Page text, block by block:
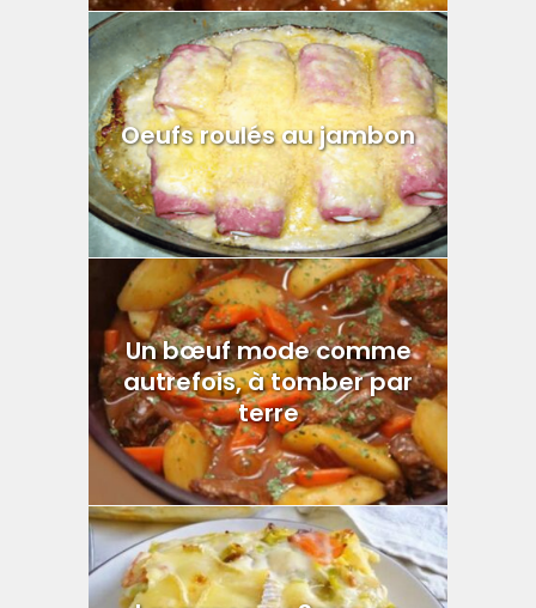
Oeufs roulés au jambon
Un bœuf mode comme
autrefois, à tomber par
terre